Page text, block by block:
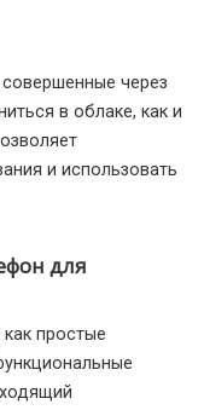
через
в облаке, как и
и использовать
для
простые